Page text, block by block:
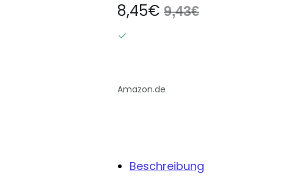
8,45€ 9,43€
Amazon.de
Beschreibung